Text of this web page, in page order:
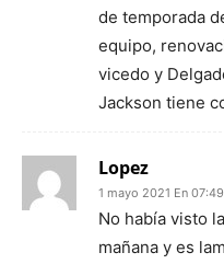
de temporada
equipo,
vicedo y
Jackson tiene
Lopez
1 mayo 2021 En 07:49
No había visto
mañana y es